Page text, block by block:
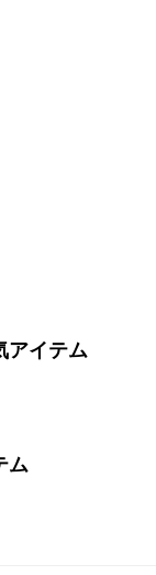
アイテム
ム